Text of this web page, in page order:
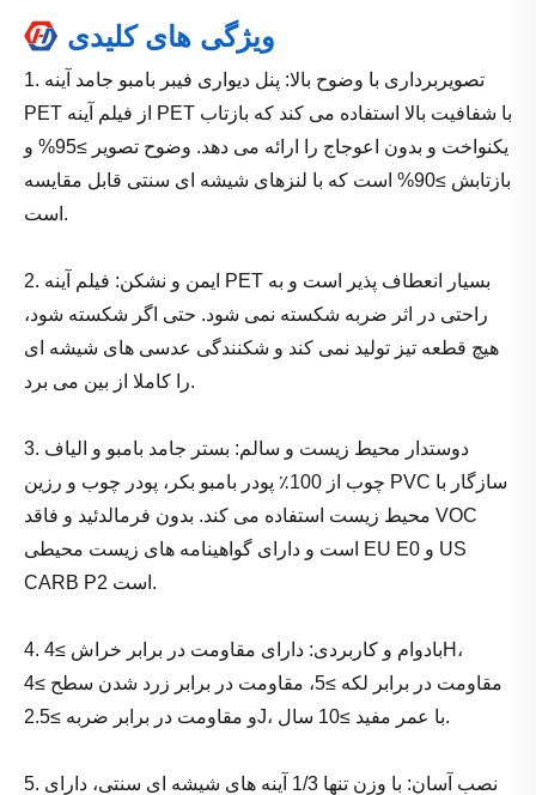
ویژگی های کلیدی
1. تصویربرداری با وضوح بالا: پنل دیواری فیبر بامبو جامد آینه
PET از فیلم آینه PET با شفافیت بالا استفاده می کند که بازتاب
یکنواخت و بدون اعوجاج را ارائه می دهد. وضوح تصویر ≥95% و
بازتابش ≥90% است که با لنزهای شیشه ای سنتی قابل مقایسه
است.
2. ایمن و نشکن: فیلم آینه PET بسیار انعطاف پذیر است و به
راحتی در اثر ضربه شکسته نمی شود. حتی اگر شکسته شود،
هیچ قطعه تیز تولید نمی کند و شکنندگی عدسی های شیشه ای
را کاملا از بین می برد.
3. دوستدار محیط زیست و سالم: بستر جامد بامبو و الیاف
چوب از 100٪ پودر بامبو بکر، پودر چوب و رزین PVC سازگار با
محیط زیست استفاده می کند. بدون فرمالدئید و فاقد VOC
است و دارای گواهینامه های زیست محیطی EU E0 و US
CARB P2 است.
4. بادوام و کاربردی: دارای مقاومت در برابر خراش ≥4H،
مقاومت در برابر لکه ≥5، مقاومت در برابر زرد شدن سطح ≥4
و مقاومت در برابر ضربه ≥2.5J، با عمر مفید ≥10 سال.
5. نصب آسان: با وزن تنها 1/3 آینه های شیشه ای سنتی، دارای